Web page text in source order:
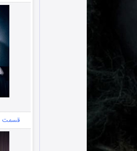
قسمت